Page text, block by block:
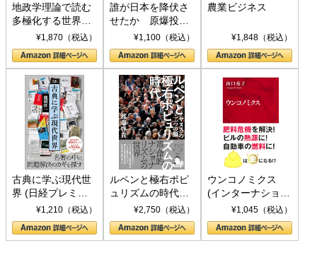
地政学理論で読む
多極化する世界：
トランプとBRICS
の挑戦
¥1,870（税込）
誰が日本を降伏さ
せたか 原爆投
下、ソ連参戦、そ
して聖断 (PHP新
書)
¥1,100（税込）
農業ビジネス
¥1,848（税込）
古典に学ぶ現代世
界 (日経プレミア
シリーズ)¥1,210（税込）
ルペンと極右ポピ
ュリズムの時代：
〈ヤヌス〉の二つ
の顔
¥2,750（税込）
ウンコノミクス
(インターナショナ
ル新書)¥1,045（税込）